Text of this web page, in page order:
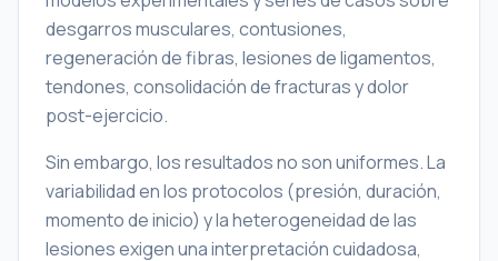
desgarros musculares, contusiones,
regeneración de fibras, lesiones de ligamentos,
tendones, consolidación de fracturas y dolor
post-ejercicio.
Sin embargo, los resultados no son uniformes. La
variabilidad en los protocolos (presión, duración,
momento de inicio) y la heterogeneidad de las
lesiones exigen una interpretación cuidadosa,